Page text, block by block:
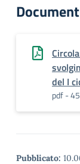
del I
pdf -
Pubblicato: